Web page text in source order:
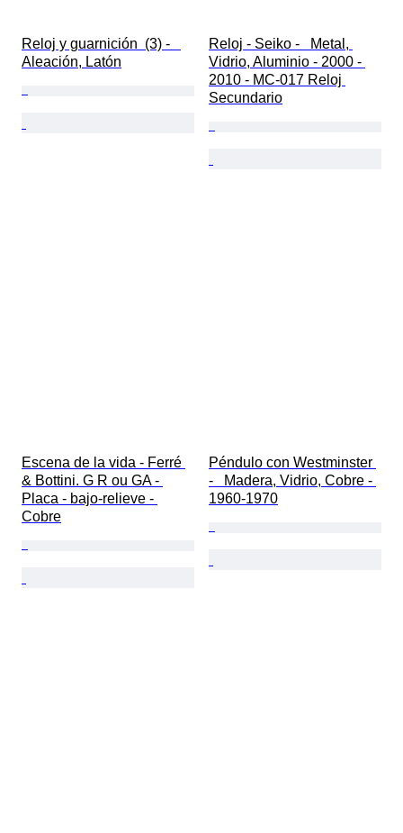
Reloj y guarnición  (3) -
Aleación, Latón
Reloj - Seiko -   Metal,
Vidrio, Aluminio - 2000 -
2010 - MC-017 Reloj
Secundario
Escena de la vida - Ferré
& Bottini. G R ou GA -
Placa - bajo-relieve -
Cobre
Péndulo con Westminster
-   Madera, Vidrio, Cobre -
1960-1970